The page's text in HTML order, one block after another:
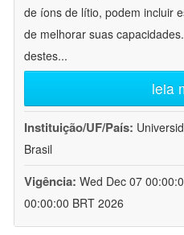
de íons de lítio, podem incluir
de melhorar suas
destes...
leia
Instituição/UF/País:
Brasil
Vigência: Wed Dec 07
00:00:00 BRT 2026